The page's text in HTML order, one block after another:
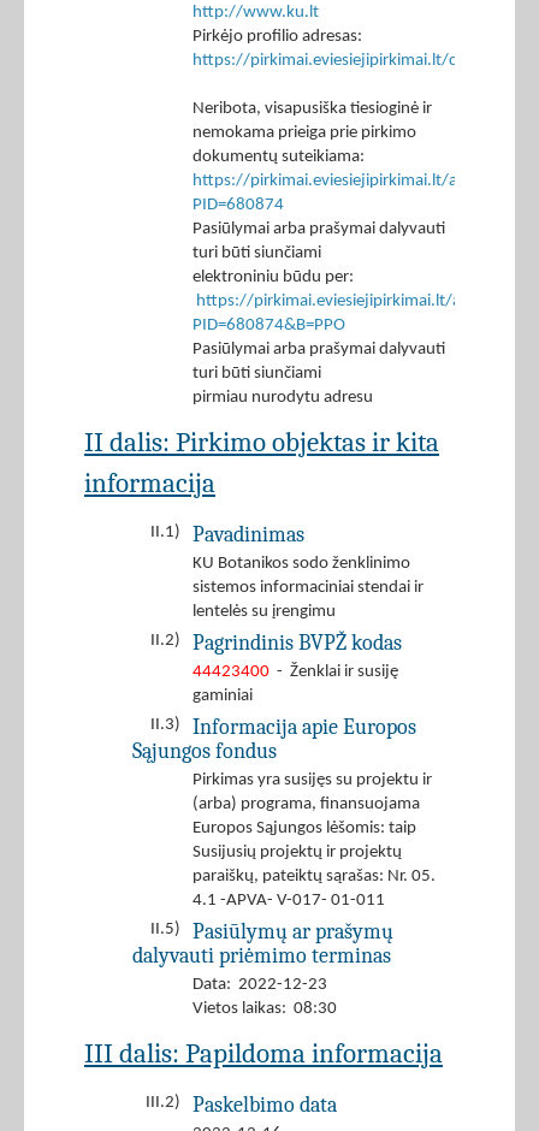
http://www.ku.lt
Pirkėjo profilio adresas:
https://pirkimai.eviesiejipirkimai.lt/ctm/
Neribota, visapusiška tiesioginė ir
nemokama prieiga prie pirkimo
dokumentų suteikiama:
https://pirkimai.eviesiejipirkimai.lt/app/rfq/
PID=680874
Pasiūlymai arba prašymai dalyvauti
turi būti siunčiami
elektroniniu būdu per:
https://pirkimai.eviesiejipirkimai.lt/app/rfq/
PID=680874&B=PPO
Pasiūlymai arba prašymai dalyvauti
turi būti siunčiami
pirmiau nurodytu adresu
II dalis: Pirkimo objektas ir kita
informacija
II.1) Pavadinimas
KU Botanikos sodo ženklinimo
sistemos informaciniai stendai ir
lentelės su įrengimu
II.2)
Pagrindinis BVPŽ kodas
44423400 - Ženklai ir susiję
gaminiai
II.3)
Informacija apie Europos
Sąjungos fondus
Pirkimas yra susijęs su projektu ir
(arba) programa, finansuojama
Europos Sąjungos lėšomis: taip
Susijusių projektų ir projektų
paraiškų, pateiktų sąrašas: Nr. 05.
4.1 -APVA- V-017- 01-011
II.5)
Pasiūlymų ar prašymų
dalyvauti priėmimo terminas
Data: 2022-12-23
Vietos laikas: 08:30
III dalis: Papildoma informacija
III.2) Paskelbimo data